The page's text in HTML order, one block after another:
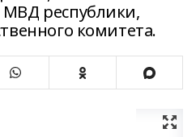
республики,
комитета.